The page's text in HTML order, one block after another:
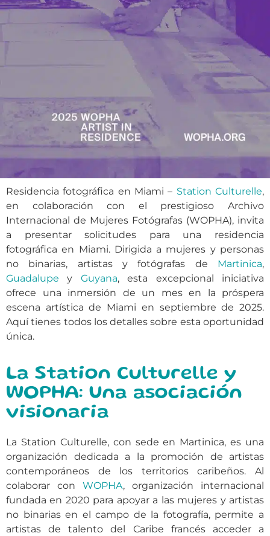
Residencia fotográfica en Miami – Station Culturelle,
en colaboración con el prestigioso Archivo
Internacional de Mujeres Fotógrafas (WOPHA), invita
a presentar solicitudes para una residencia
fotográfica en Miami. Dirigida a mujeres y personas
no binarias, artistas y fotógrafas de Martinica,
Guadalupe y Guyana, esta excepcional iniciativa
ofrece una inmersión de un mes en la próspera
escena artística de Miami en septiembre de 2025.
Aquí tienes todos los detalles sobre esta oportunidad
única.
La Station Culturelle y
WOPHA: Una asociación
visionaria
La Station Culturelle, con sede en Martinica, es una
organización dedicada a la promoción de artistas
contemporáneos de los territorios caribeños. Al
colaborar con WOPHA, organización internacional
fundada en 2020 para apoyar a las mujeres y artistas
no binarias en el campo de la fotografía, permite a
artistas de talento del Caribe francés acceder a